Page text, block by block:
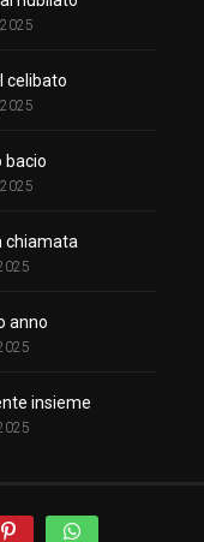
celibato
bacio
chiamata
anno
insieme